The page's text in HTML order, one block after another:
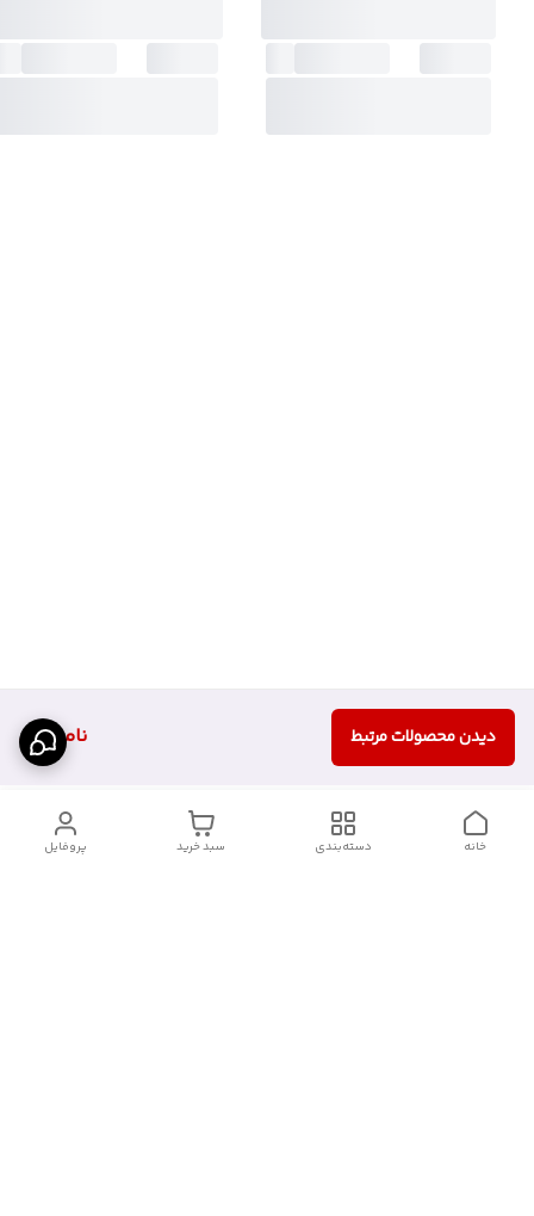
ناموجود دیدن محصولات مرتبط
پروفایل سبد خرید دسته‌بندی خانه